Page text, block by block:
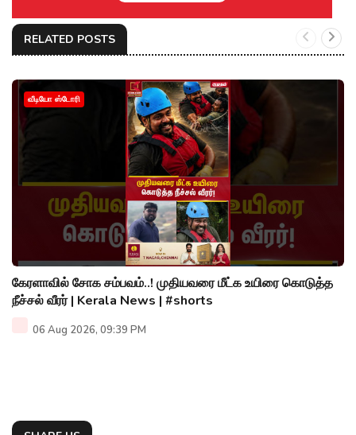
RELATED POSTS
வீடியோ ஸ்டோரி
கேரளாவில் சோக சம்பவம்..! முதியவரை மீட்க உயிரை கொடுத்த
நீச்சல் வீரர் | Kerala News | #shorts
06 Aug 2026, 09:39 PM